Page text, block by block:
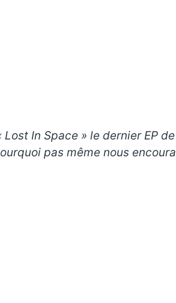
In Space » le dernier EP
pas même nous